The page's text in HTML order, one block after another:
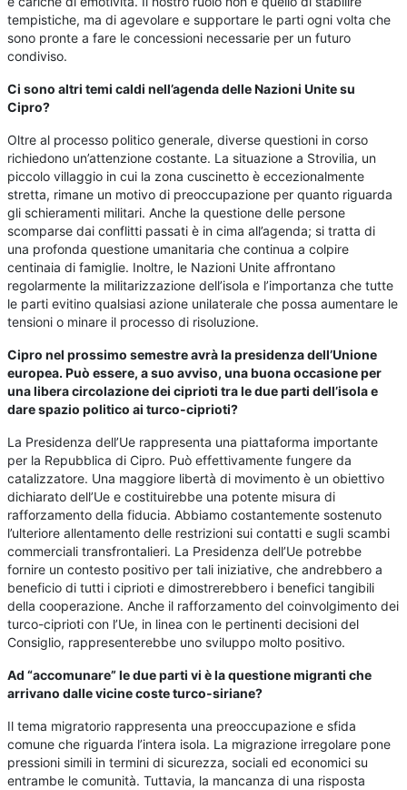
tempistiche, ma di agevolare e supportare le parti ogni volta che
sono pronte a fare le concessioni necessarie per un futuro
condiviso.
Ci sono altri temi caldi nell’agenda delle Nazioni Unite su
Cipro?
Oltre al processo politico generale, diverse questioni in corso
richiedono un’attenzione costante. La situazione a Strovilia, un
piccolo villaggio in cui la zona cuscinetto è eccezionalmente
stretta, rimane un motivo di preoccupazione per quanto riguarda
gli schieramenti militari. Anche la questione delle persone
scomparse dai conflitti passati è in cima all’agenda; si tratta di
una profonda questione umanitaria che continua a colpire
centinaia di famiglie. Inoltre, le Nazioni Unite affrontano
regolarmente la militarizzazione dell’isola e l’importanza che tutte
le parti evitino qualsiasi azione unilaterale che possa aumentare le
tensioni o minare il processo di risoluzione.
Cipro nel prossimo semestre avrà la presidenza dell’Unione
europea. Può essere, a suo avviso, una buona occasione per
una libera circolazione dei ciprioti tra le due parti dell’isola e
dare spazio politico ai turco-ciprioti?
La Presidenza dell’Ue rappresenta una piattaforma importante
per la Repubblica di Cipro. Può effettivamente fungere da
catalizzatore. Una maggiore libertà di movimento è un obiettivo
dichiarato dell’Ue e costituirebbe una potente misura di
rafforzamento della fiducia. Abbiamo costantemente sostenuto
l’ulteriore allentamento delle restrizioni sui contatti e sugli scambi
commerciali transfrontalieri. La Presidenza dell’Ue potrebbe
fornire un contesto positivo per tali iniziative, che andrebbero a
beneficio di tutti i ciprioti e dimostrerebbero i benefici tangibili
della cooperazione. Anche il rafforzamento del coinvolgimento dei
turco-ciprioti con l’Ue, in linea con le pertinenti decisioni del
Consiglio, rappresenterebbe uno sviluppo molto positivo.
Ad “accomunare” le due parti vi è la questione migranti che
arrivano dalle vicine coste turco-siriane?
Il tema migratorio rappresenta una preoccupazione e sfida
comune che riguarda l’intera isola. La migrazione irregolare pone
pressioni simili in termini di sicurezza, sociali ed economici su
entrambe le comunità. Tuttavia, la mancanza di una risposta